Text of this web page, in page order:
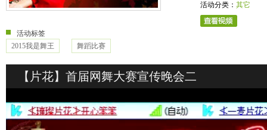
活动分类： 其它
活动标签
2015我是舞王
舞蹈比赛
【片花】首届网舞大赛宣传晚会二